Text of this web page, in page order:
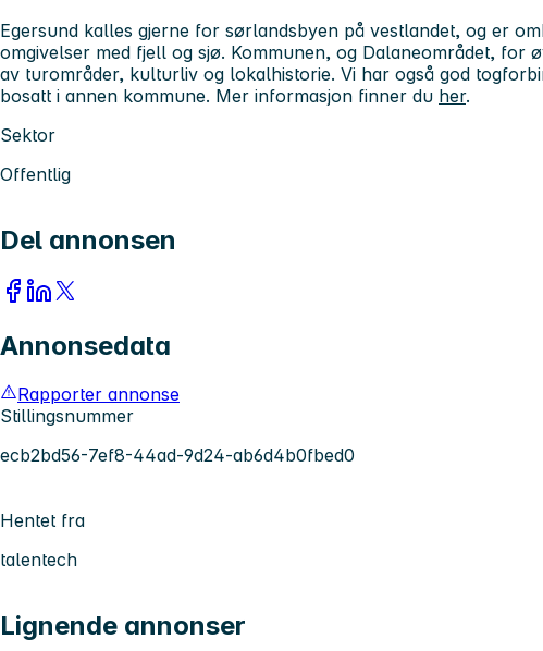
Egersund kalles gjerne for sørlandsbyen på vestlandet, og er
omgivelser med fjell og sjø. Kommunen, og Dalaneområdet, for
av turområder, kulturliv og lokalhistorie. Vi har også god
bosatt i annen kommune. Mer informasjon finner du her.
Sektor
Offentlig
Del annonsen
Annonsedata
Rapporter annonse
Stillingsnummer
ecb2bd56-7ef8-44ad-9d24-ab6d4b0fbed0
Hentet fra
talentech
Lignende annonser